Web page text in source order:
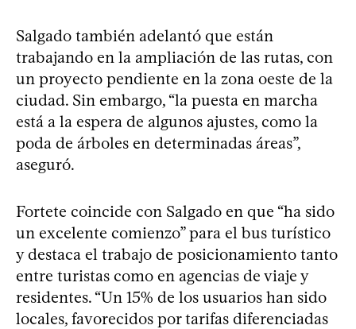
Salgado también adelantó que están
trabajando en la ampliación de las rutas, con
un proyecto pendiente en la zona oeste de la
ciudad. Sin embargo, “la puesta en marcha
está a la espera de algunos ajustes, como la
poda de árboles en determinadas áreas”,
aseguró.
Fortete coincide con Salgado en que “ha sido
un excelente comienzo” para el bus turístico
y destaca el trabajo de posicionamiento tanto
entre turistas como en agencias de viaje y
residentes. “Un 15% de los usuarios han sido
locales, favorecidos por tarifas diferenciadas